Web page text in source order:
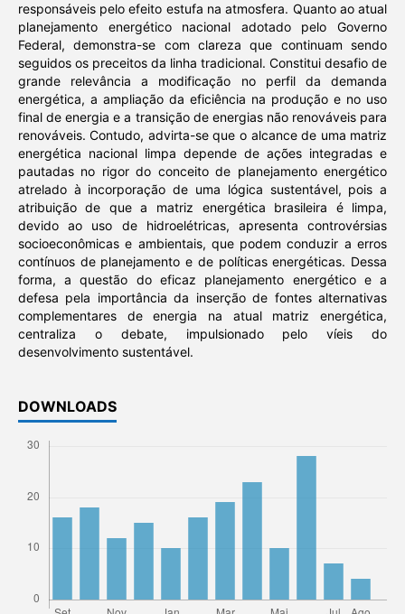
responsáveis pelo efeito estufa na atmosfera. Quanto ao atual
planejamento energético nacional adotado pelo Governo
Federal, demonstra-se com clareza que continuam sendo
seguidos os preceitos da linha tradicional. Constitui desafio de
grande relevância a modificação no perfil da demanda
energética, a ampliação da eficiência na produção e no uso
final de energia e a transição de energias não renováveis para
renováveis. Contudo, advirta-se que o alcance de uma matriz
energética nacional limpa depende de ações integradas e
pautadas no rigor do conceito de planejamento energético
atrelado à incorporação de uma lógica sustentável, pois a
atribuição de que a matriz energética brasileira é limpa,
devido ao uso de hidroelétricas, apresenta controvérsias
socioeconômicas e ambientais, que podem conduzir a erros
contínuos de planejamento e de políticas energéticas. Dessa
forma, a questão do eficaz planejamento energético e a
defesa pela importância da inserção de fontes alternativas
complementares de energia na atual matriz energética,
centraliza o debate, impulsionado pelo víeis do
desenvolvimento sustentável.
DOWNLOADS